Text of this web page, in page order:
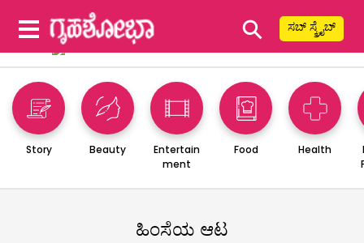
⚲ ಸಬ್ ಸ್ಕ್ರೈಬ್
Story Beauty
Entertain
ment
Food Health
ಹಿಂಸೆಯ ಆಟ